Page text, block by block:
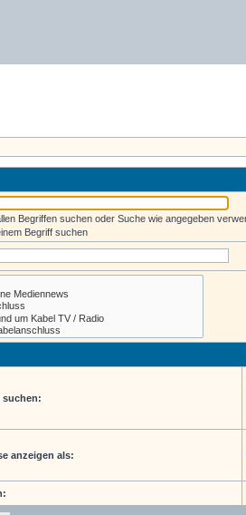
Begriffen suchen oder Suche wie angegeben
Begriff suchen
suchen:
anzeigen als: